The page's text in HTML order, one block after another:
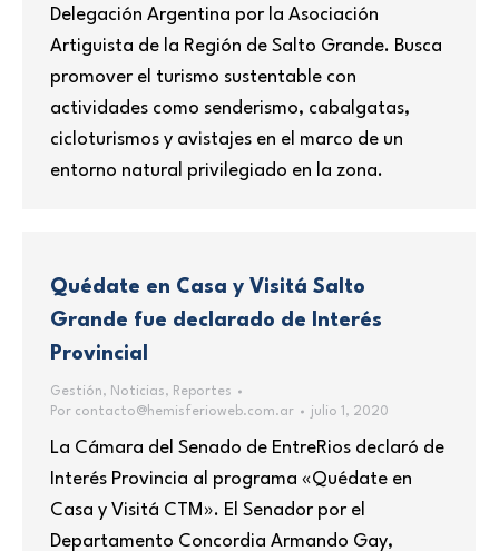
Delegación Argentina por la Asociación
Artiguista de la Región de Salto Grande. Busca
promover el turismo sustentable con
actividades como senderismo, cabalgatas,
cicloturismos y avistajes en el marco de un
entorno natural privilegiado en la zona.
Quédate en Casa y Visitá Salto
Grande fue declarado de Interés
Provincial
Gestión, Noticias, Reportes
Por contacto@hemisferioweb.com.ar julio 1, 2020
La Cámara del Senado de EntreRios declaró de
Interés Provincia al programa «Quédate en
Casa y Visitá CTM». El Senador por el
Departamento Concordia Armando Gay,